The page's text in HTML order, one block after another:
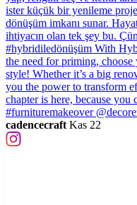
cadencecraft Kas 22